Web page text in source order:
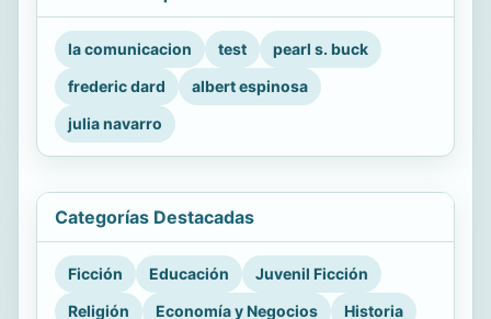
la comunicacion test
pearl s. buck
frederic dard
albert espinosa
julia navarro
Categorías Destacadas
Ficción Educación
Juvenil Ficción
Religión
Economía y Negocios Historia